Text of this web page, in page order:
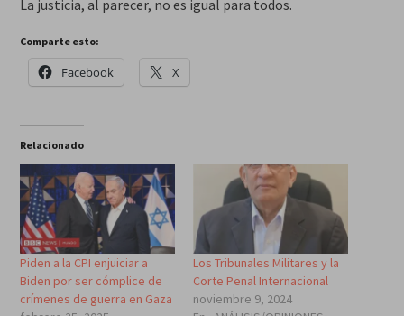
La justicia, al parecer, no es igual para todos.
Comparte esto:
Facebook X
Relacionado
Piden a la CPI enjuiciar a
Biden por ser cómplice de
crímenes de guerra en Gaza
Los Tribunales Militares y la
Corte Penal Internacional
noviembre 9, 2024